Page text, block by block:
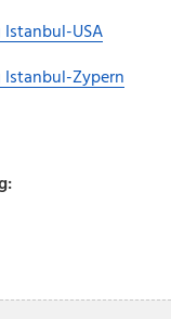
Istanbul-USA
Istanbul-Zypern